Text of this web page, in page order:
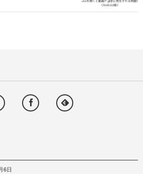
6日